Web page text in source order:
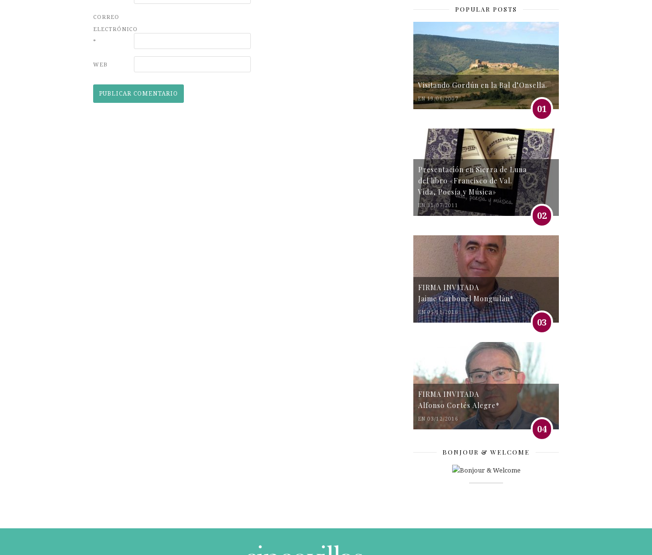
CORREO
ELECTRÓNICO
*
WEB
POPULAR POSTS
Visitando Gordún en la Bal d’Onsella.
EN 19/06/2007
01
Presentación en Sierra de Luna
del libro «Francisco de Val.
Vida, Poesía y Música»
EN 31/07/2011
02
FIRMA INVITADA
Jaime Carbonel Monguilán*
EN 05/11/2016
03
FIRMA INVITADA
Alfonso Cortés Alegre*
EN 03/12/2016
04
BONJOUR & WELCOME